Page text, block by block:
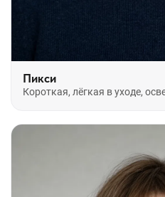
Пикси
Короткая, лёгкая в уходе,